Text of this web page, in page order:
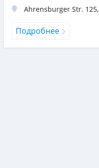
Ahrensburger Str. 125,
Подробнее